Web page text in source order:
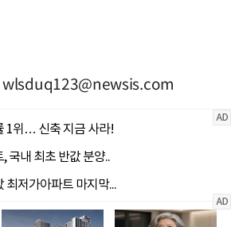
wlsduq123@newsis.com